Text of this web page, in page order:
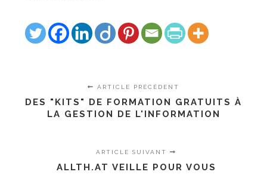
ARTICLE PRÉCÉDENT
DES "KITS" DE FORMATION GRATUITS À
LA GESTION DE L'INFORMATION
ARTICLE SUIVANT
ALLTH.AT VEILLE POUR VOUS